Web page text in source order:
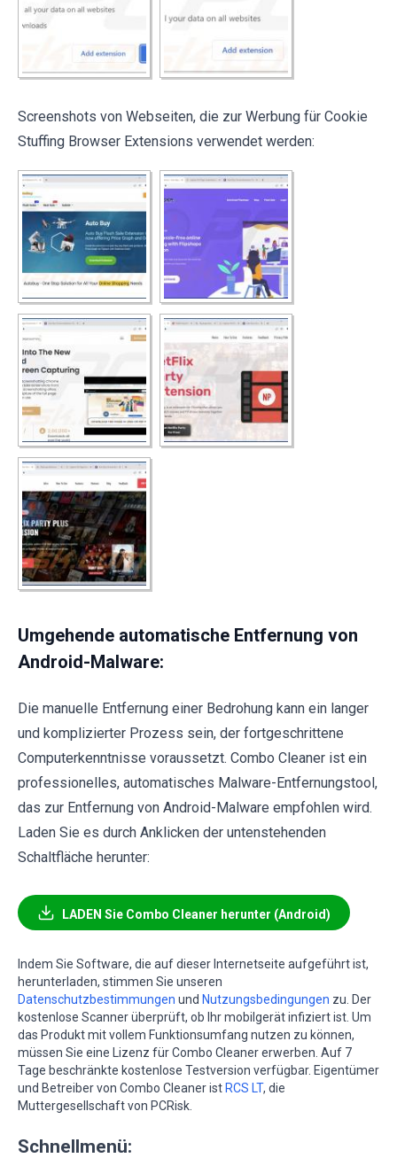
Screenshots von Webseiten, die zur Werbung für Cookie
Stuffing Browser Extensions verwendet werden:
Umgehende automatische Entfernung von
Android-Malware:
Die manuelle Entfernung einer Bedrohung kann ein langer
und komplizierter Prozess sein, der fortgeschrittene
Computerkenntnisse voraussetzt. Combo Cleaner ist ein
professionelles, automatisches Malware-Entfernungstool,
das zur Entfernung von Android-Malware empfohlen wird.
Laden Sie es durch Anklicken der untenstehenden
Schaltfläche herunter:
LADEN Sie Combo Cleaner herunter (Android)
Indem Sie Software, die auf dieser Internetseite aufgeführt ist,
herunterladen, stimmen Sie unseren
Datenschutzbestimmungen und Nutzungsbedingungen zu. Der
kostenlose Scanner überprüft, ob Ihr mobilgerät infiziert ist. Um
das Produkt mit vollem Funktionsumfang nutzen zu können,
müssen Sie eine Lizenz für Combo Cleaner erwerben. Auf 7
Tage beschränkte kostenlose Testversion verfügbar. Eigentümer
und Betreiber von Combo Cleaner ist RCS LT, die
Muttergesellschaft von PCRisk.
Schnellmenü: